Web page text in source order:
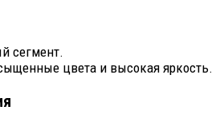
сегмент.
цвета и высокая яркость.